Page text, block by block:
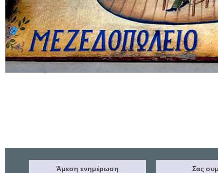
Άμεση ενημέρωση Σας